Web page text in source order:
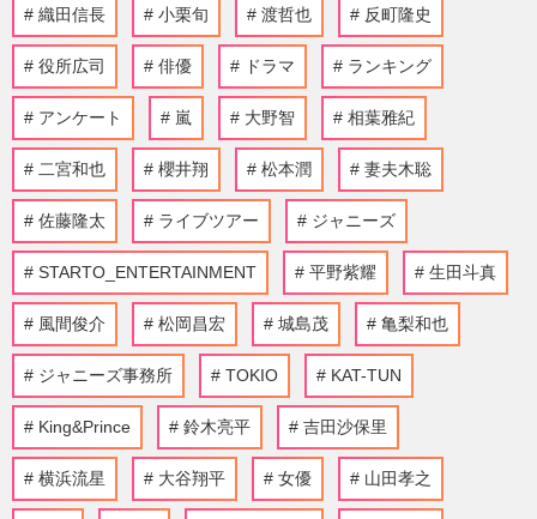
織田信長 小栗旬 渡哲也 反町隆史
役所広司 俳優 ドラマ ランキング
アンケート 嵐 大野智 相葉雅紀
二宮和也 櫻井翔 松本潤 妻夫木聡
佐藤隆太 ライブツアー ジャニーズ
STARTO_ENTERTAINMENT 平野紫耀 生田斗真
風間俊介 松岡昌宏 城島茂 亀梨和也
ジャニーズ事務所 TOKIO KAT-TUN
King&Prince 鈴木亮平 吉田沙保里
横浜流星 大谷翔平 女優 山田孝之